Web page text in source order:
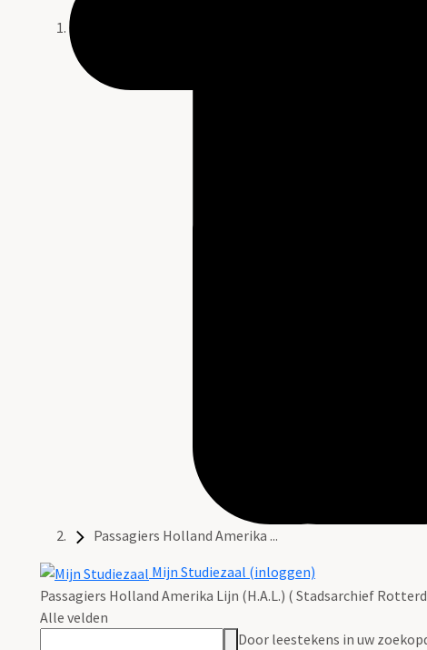
Passagiers Holland Amerika ...
Mijn Studiezaal (inloggen)
Passagiers Holland Amerika Lijn (H.A.L.) ( Stadsarchief
Alle velden
Door leestekens in uw